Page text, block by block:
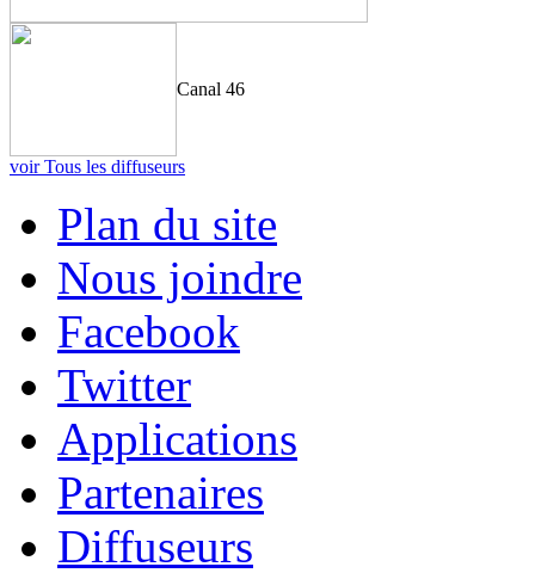
Canal 46
voir Tous les diffuseurs
Plan du site
Nous joindre
Facebook
Twitter
Applications
Partenaires
Diffuseurs